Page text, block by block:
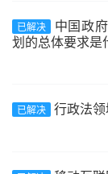
已解决
中国政
划的总体要求是
已解决 行政法